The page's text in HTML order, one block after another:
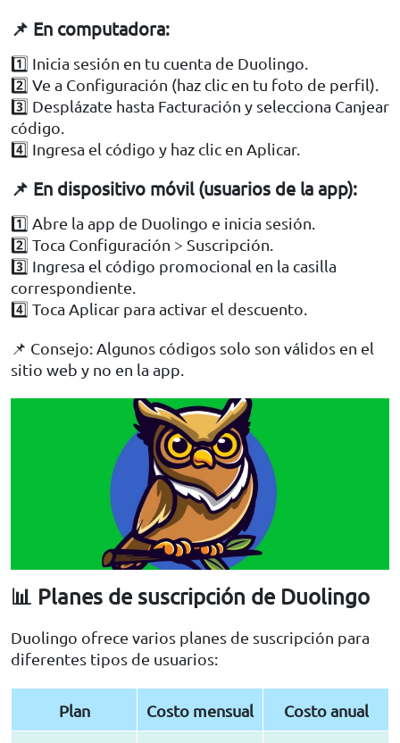
📌 En computadora:
1️⃣ Inicia sesión en tu cuenta de Duolingo.
2️⃣ Ve a Configuración (haz clic en tu foto de perfil).
3️⃣ Desplázate hasta Facturación y selecciona Canjear
código.
4️⃣ Ingresa el código y haz clic en Aplicar.
📌 En dispositivo móvil (usuarios de la app):
1️⃣ Abre la app de Duolingo e inicia sesión.
2️⃣ Toca Configuración > Suscripción.
3️⃣ Ingresa el código promocional en la casilla
correspondiente.
4️⃣ Toca Aplicar para activar el descuento.
📌 Consejo: Algunos códigos solo son válidos en el
sitio web y no en la app.
📊 Planes de suscripción de Duolingo
Duolingo ofrece varios planes de suscripción para
diferentes tipos de usuarios:
Plan Costo mensual Costo anual